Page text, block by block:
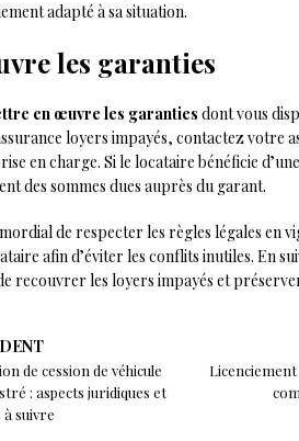
adapté à sa situation.
les garanties
en œuvre les garanties dont vous
loyers impayés, contactez votre
en charge. Si le locataire bénéficie
des sommes dues auprès du garant.
de respecter les règles légales en
afin d’éviter les conflits inutiles. En
recouvrer les loyers impayés et
de cession de véhicule
: aspects juridiques et
suivre